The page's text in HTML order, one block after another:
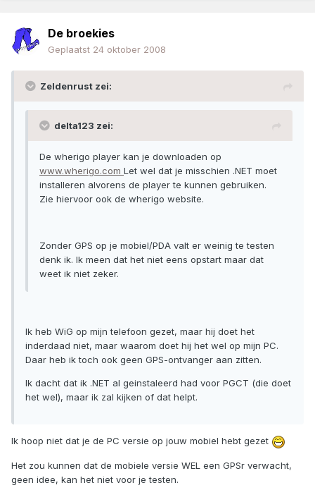
De broekies
Geplaatst 24 oktober 2008
Zeldenrust zei:
delta123 zei:
De wherigo player kan je downloaden op
www.wherigo.com Let wel dat je misschien .NET moet
installeren alvorens de player te kunnen gebruiken.
Zie hiervoor ook de wherigo website.
Zonder GPS op je mobiel/PDA valt er weinig te testen
denk ik. Ik meen dat het niet eens opstart maar dat
weet ik niet zeker.
Ik heb WiG op mijn telefoon gezet, maar hij doet het
inderdaad niet, maar waarom doet hij het wel op mijn PC.
Daar heb ik toch ook geen GPS-ontvanger aan zitten.
Ik dacht dat ik .NET al geinstaleerd had voor PGCT (die doet
het wel), maar ik zal kijken of dat helpt.
Ik hoop niet dat je de PC versie op jouw mobiel hebt gezet
Het zou kunnen dat de mobiele versie WEL een GPSr verwacht,
geen idee, kan het niet voor je testen.